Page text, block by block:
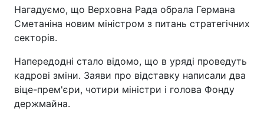
Нагадуємо, що Верховна Рада обрала Германа
Сметаніна новим міністром з питань стратегічних
секторів.
Напередодні стало відомо, що в уряді проведуть
кадрові зміни. Заяви про відставку написали два
віце-прем'єри, чотири міністри і голова Фонду
держмайна.